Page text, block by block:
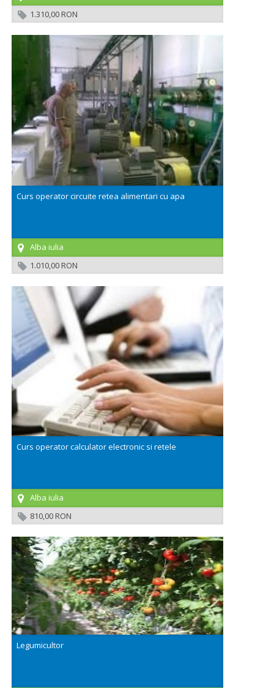
1.310,00 RON
Curs operator circuite retea alimentari cu apa
Alba iulia
1.010,00 RON
Curs operator calculator electronic si retele
Alba iulia
810,00 RON
Legumicultor